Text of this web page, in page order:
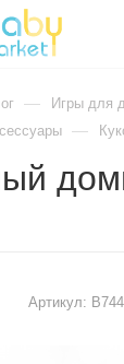
— Игры для
—
Артикул: B744